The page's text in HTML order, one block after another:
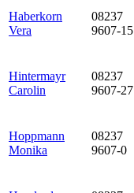
Haberkorn
Vera
08237
9607-15
Hintermayr
Carolin
08237
9607-27
Hoppmann
Monika
08237
9607-0